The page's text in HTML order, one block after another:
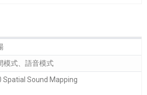
模式、語音模式
Spatial Sound Mapping